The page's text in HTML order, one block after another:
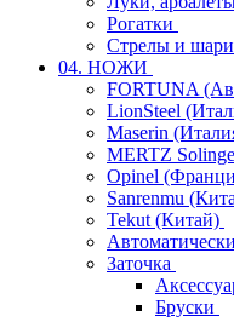
Рогатки
Стрелы и
04. НОЖИ
FORTUNA
LionSteel
Maserin
MERTZ
Opinel
Sanrenmu
Tekut (Китай)
Заточка
Бруски